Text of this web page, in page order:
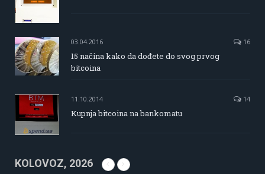
03.04.2016 16
15 načina kako da dođete do svog prvog
bitcoina
11.10.2014 14
Kupnja bitcoina na bankomatu
KOLOVOZ, 2026